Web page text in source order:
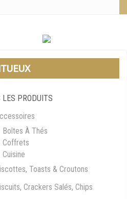
LES PRODUITS
Boîtes À Thés
Coffrets
Cuisine
Toasts & Croutons
Crackers Salés, Chips